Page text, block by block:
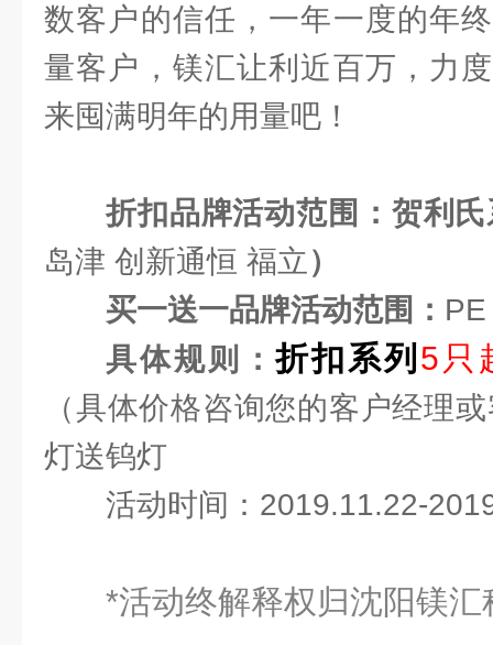
数客户的信任，一年一度的年
量客户，镁汇让利近百万，力
来囤满明年的用量吧！
折扣品牌活动范围：贺利
岛津 创新通恒 福立）
买一送一品牌活动范围： PE
具体规则：折扣系列 5只
（具体价格咨询您的客户经理
灯送钨灯
活动时间：2019.11.22-
*活动终解释权归沈阳镁